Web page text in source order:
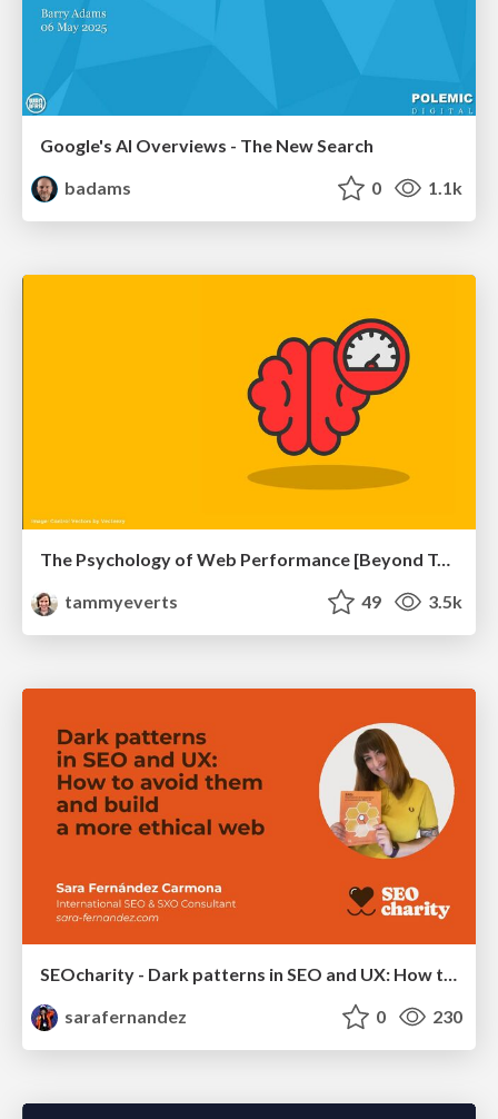
Google's AI Overviews - The New Search
badams
0 1.1k
The Psychology of Web Performance [Beyond Tellerrand 2023]
tammyeverts
49 3.5k
sarafernandez
0 230